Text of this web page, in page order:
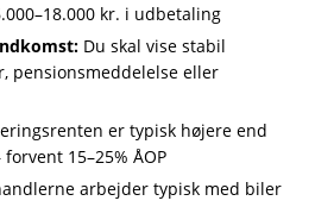
kr. i udbetaling
Du skal vise stabil
pensionsmeddelelse eller
er typisk højere end
15–25% ÅOP
arbejder typisk med biler